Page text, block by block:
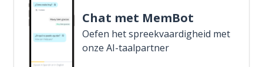
Chat met MemBot
Oefen het spreekvaardigheid met
onze AI-taalpartner